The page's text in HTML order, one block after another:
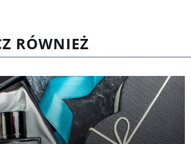
RÓWNIEŻ